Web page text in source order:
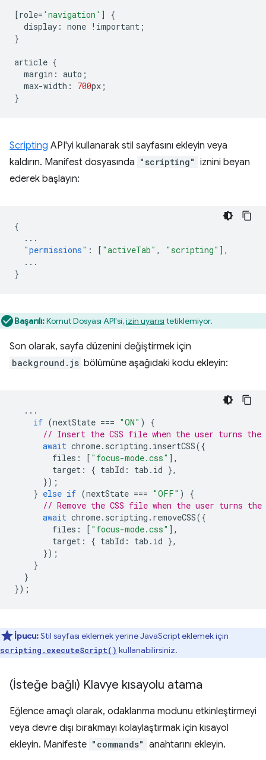
[role= 'navigation' ]
{
display : none ! important ;
}
article {
margin : auto ;
max-width : 700px ;
}
Scripting API'yi kullanarak stil sayfasını ekleyin veya
kaldırın. Manifest dosyasında "scripting" iznini beyan
ederek başlayın:
{
...
"permissions" : [ "activeTab" , "scripting" ],
...
}
Başarılı:Komut Dosyası API'si,izin uyarısı tetiklemiyor.
Son olarak, sayfa düzenini değiştirmek için
background.js bölümüne aşağıdaki kodu ekleyin:
...
if (nextState === "ON" )
{
// Insert the CSS file when the user turns the
await chrome. scripting . insertCSS({
files : [ "focus-mode.css" ],
target : { tabId : tab . id },
});
} else if (nextState === "OFF" )
{
// Remove the CSS file when the user turns
await chrome. scripting . removeCSS({
files : [ "focus-mode.css" ],
target : { tabId : tab . id },
});
}
}
});
İpucu:Stil sayfası eklemek yerine JavaScript eklemek için
scripting.executeScript() kullanabilirsiniz.
(İsteğe bağlı) Klavye kısayolu atama
Eğlence amaçlı olarak, odaklanma modunu etkinleştirmeyi
veya devre dışı bırakmayı kolaylaştırmak için kısayol
ekleyin. Manifeste "commands" anahtarını ekleyin.